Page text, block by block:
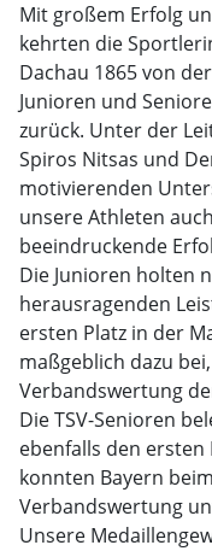
Mit großem Erfolg
kehrten die
Dachau 1865 von
Junioren und
zurück. Unter der
Spiros Nitsas und
motivierenden
unsere Athleten
beeindruckende
Die Junioren holten
herausragenden
ersten Platz in der
maßgeblich dazu
Verbandswertung
Die TSV-Senioren
ebenfalls den
konnten Bayern
Verbandswertung
Unsere